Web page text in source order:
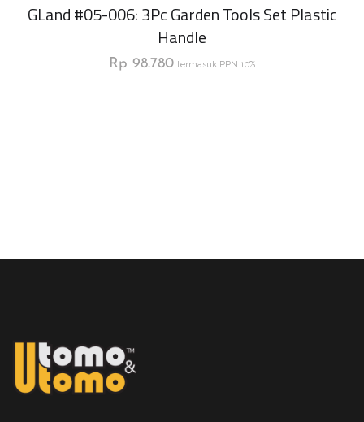
GLand #05-006: 3Pc Garden Tools Set Plastic
Handle
Rp 98.780 termasuk PPN 10%